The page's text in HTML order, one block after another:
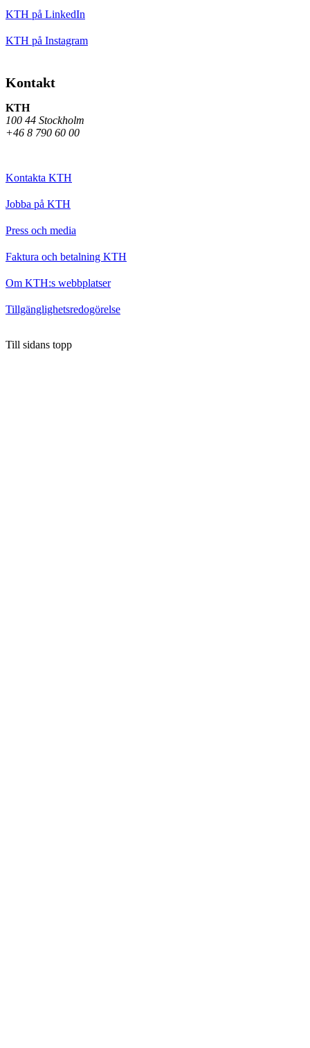
KTH på LinkedIn
KTH på Instagram
Kontakt
KTH
100 44 Stockholm
+46 8 790 60 00
Kontakta KTH
Jobba på KTH
Press och media
Faktura och betalning KTH
Om KTH:s webbplatser
Tillgänglighetsredogörelse
Till sidans topp